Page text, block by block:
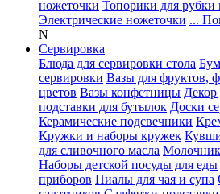
ножеточки Топорики для рубки
Электрические ножеточки ...
N
Сервировка
Блюда для сервировки стола
сервировки Вазы для фруктов,
цветов Вазы конфетницы Декор
подставки для бутылок Доски
Керамические подсвечники
Кружки и наборы кружек
для сливочного масла
Наборы детской посуды для еды
приборов Пиалы для чая и супа